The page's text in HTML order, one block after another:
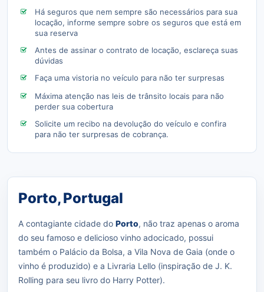
Porto, Portugal
A contagiante cidade do Porto, não traz apenas o aroma
do seu famoso e delicioso vinho adocicado, possui
também o Palácio da Bolsa, a Vila Nova de Gaia (onde o
vinho é produzido) e a Livraria Lello (inspiração de J. K.
Rolling para seu livro do Harry Potter).
Há seguros que nem sempre são necessários para sua
locação, informe sempre sobre os seguros que está em
sua reserva
Antes de assinar o contrato de locação, esclareça suas
dúvidas
Faça uma vistoria no veículo para não ter surpresas
Máxima atenção nas leis de trânsito locais para não
perder sua cobertura
Solicite um recibo na devolução do veículo e confira
para não ter surpresas de cobrança.